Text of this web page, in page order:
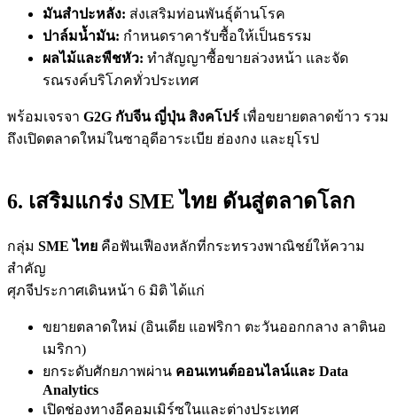
มันสำปะหลัง: ส่งเสริมท่อนพันธุ์ต้านโรค
ปาล์มน้ำมัน: กำหนดราคารับซื้อให้เป็นธรรม
ผลไม้และพืชหัว: ทำสัญญาซื้อขายล่วงหน้า และจัด
รณรงค์บริโภคทั่วประเทศ
พร้อมเจรจา G2G กับจีน ญี่ปุ่น สิงคโปร์ เพื่อขยายตลาดข้าว รวม
ถึงเปิดตลาดใหม่ในซาอุดีอาระเบีย ฮ่องกง และยุโรป
6. เสริมแกร่ง SME ไทย ดันสู่ตลาดโลก
กลุ่ม SME ไทย คือฟันเฟืองหลักที่กระทรวงพาณิชย์ให้ความ
สำคัญ
ศุภจีประกาศเดินหน้า 6 มิติ ได้แก่
ขยายตลาดใหม่ (อินเดีย แอฟริกา ตะวันออกกลาง ลาตินอ
เมริกา)
ยกระดับศักยภาพผ่าน คอนเทนต์ออนไลน์และ Data
Analytics
เปิดช่องทางอีคอมเมิร์ซในและต่างประเทศ